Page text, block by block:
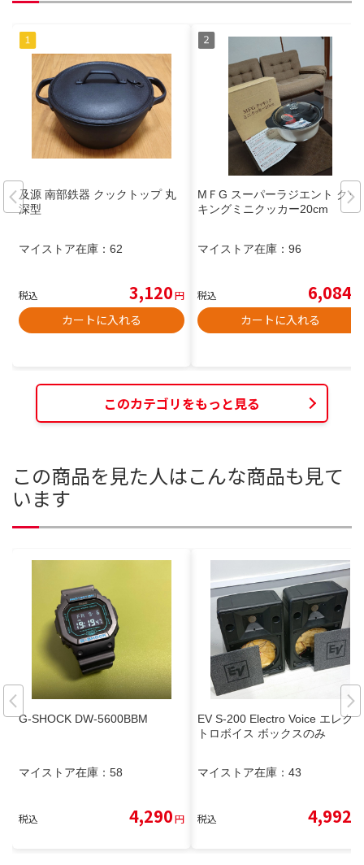
及源 南部鉄器 クックトップ 丸
深型
マイストア在庫： 62
税込 3,120円
カートに入れる
MＦG スーパーラジエント クッ
キングミニクッカー20cm
マイストア在庫： 96
税込 6,084
カートに入れる
このカテゴリをもっと見る
この商品を見た人はこんな商品も見て
います
G-SHOCK DW-5600BBM
マイストア在庫： 58
税込 4,290円
EV S-200 Electro Voice エレク
トロボイス ボックスのみ
マイストア在庫： 43
税込 4,992